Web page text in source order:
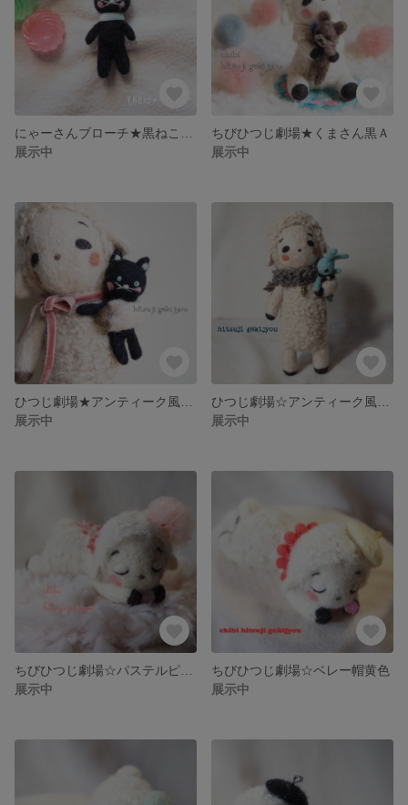
展示中
ちびひつじ劇場★くまさん黒Ａ
展示中
展示中
展示中
展示中
ちびひつじ劇場☆ベレー帽黄色
展示中